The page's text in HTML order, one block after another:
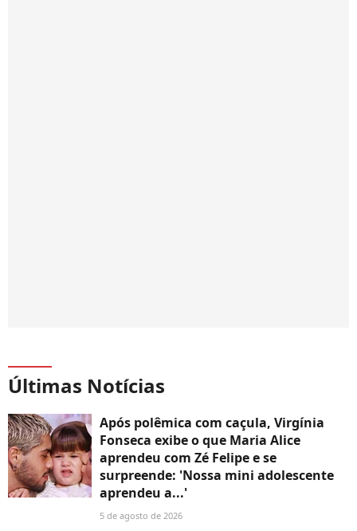
Últimas Notícias
Após polêmica com caçula, Virgínia
Fonseca exibe o que Maria Alice
aprendeu com Zé Felipe e se
surpreende: 'Nossa mini adolescente
aprendeu a...'
5 de agosto de 2026